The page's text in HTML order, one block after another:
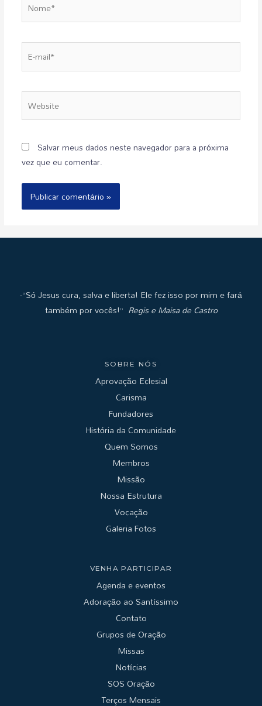
Salvar meus dados neste navegador para a próxima
vez que eu comentar.
-“Só Jesus cura, salva e liberta! Ele fez isso por mim e fará
também por vocês!” Regis e Maisa de Castro
SOBRE NÓS
Aprovação Eclesial
Carisma
Fundadores
História da Comunidade
Quem Somos
Membros
Missão
Nossa Estrutura
Vocação
Galeria Fotos
VENHA PARTICIPAR
Agenda e eventos
Adoração ao Santíssimo
Contato
Grupos de Oração
Missas
Notícias
SOS Oração
Terços Mensais